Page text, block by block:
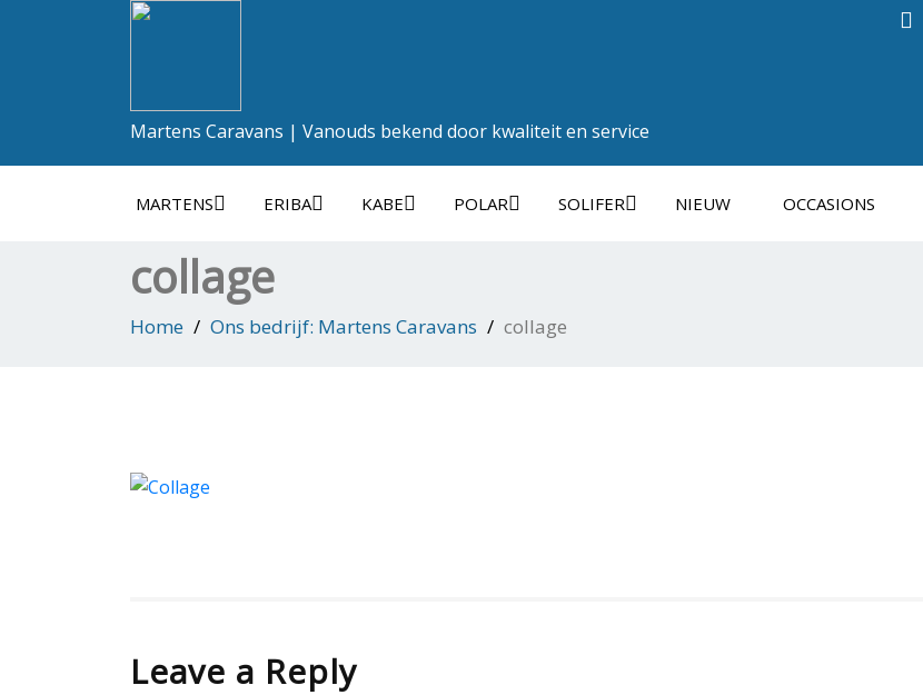
Martens Caravans | Vanouds bekend door kwaliteit en service
MARTENS ERIBA KABE POLAR SOLIFER NIEUW OCCASIONS
collage
Home Ons bedrijf: Martens Caravans collage
Leave a Reply